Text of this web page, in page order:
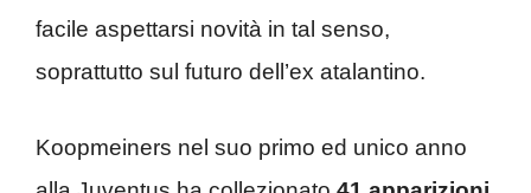
facile aspettarsi novità in tal senso,
soprattutto sul futuro dell’ex atalantino.
Koopmeiners nel suo primo ed unico anno